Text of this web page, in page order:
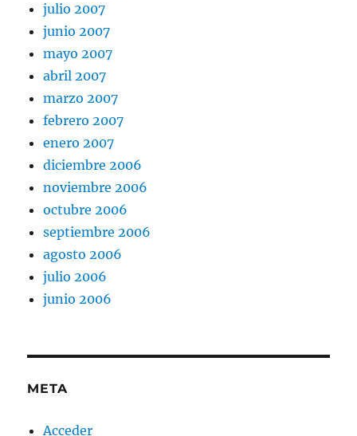
julio 2007
junio 2007
mayo 2007
abril 2007
marzo 2007
febrero 2007
enero 2007
diciembre 2006
noviembre 2006
octubre 2006
septiembre 2006
agosto 2006
julio 2006
junio 2006
META
Acceder